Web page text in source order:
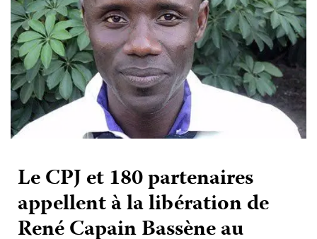
Le CPJ et 180 partenaires
appellent à la libération de
René Capain Bassène au